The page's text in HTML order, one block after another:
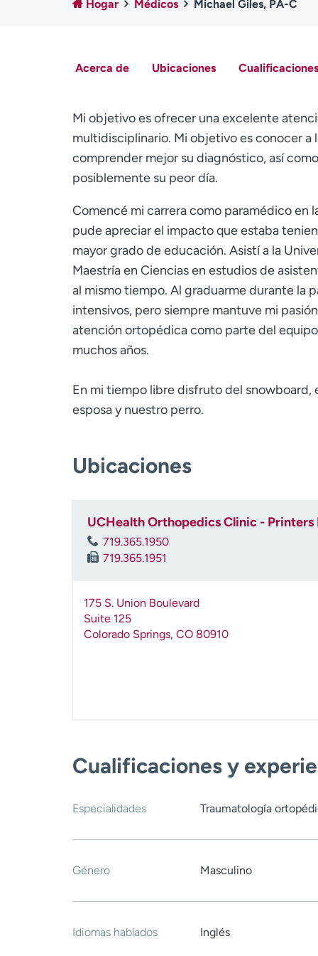
Hogar Médicos Michael Giles, PA-C
Acerca de Ubicaciones
Mi objetivo es ofrecer una excelente
multidisciplinario. Mi objetivo es conocer a
comprender mejor su diagnóstico, así
posiblemente su peor día.
Comencé mi carrera como paramédico en
pude apreciar el impacto que estaba
mayor grado de educación. Asistí a la
Maestría en Ciencias en estudios de
al mismo tiempo. Al graduarme durante la
intensivos, pero siempre mantuve mi
atención ortopédica como parte del
muchos años.
En mi tiempo libre disfruto del snowboard,
esposa y nuestro perro.
Ubicaciones
UCHealth Orthopedics Clinic -
719.365.1950
719.365.1951
175 S. Union Boulevard
Suite 125
Colorado Springs, CO 80910
Cualificaciones y
Especialidades Traumatología
Género Masculino
Idiomas hablados Inglés